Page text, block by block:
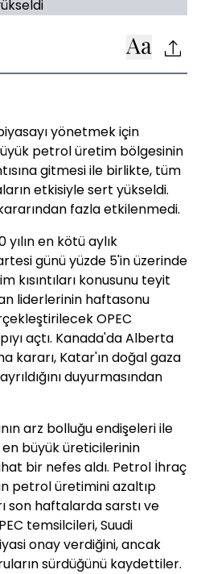
yönetmek için
petrol üretim bölgesinin
gitmesi ile birlikte, tüm
etkisiyle sert yükseldi.
fazla etkilenmedi.
en kötü aylık
günü yüzde 5'in üzerinde
kısıntıları konusunu teyit
liderlerinin haftasonu
OPEC
açtı. Kanada'da Alberta
kararı, Katar'ın doğal gaza
duyurmasından
arz bolluğu endişeleri ile
en büyük üreticilerinin
bir nefes aldı. Petrol İhraç
petrol üretimini azaltıp
son haftalarda sarstı ve
temsilcileri, Suudi
onay verdiğini, ancak
sürdüğünü kaydettiler.